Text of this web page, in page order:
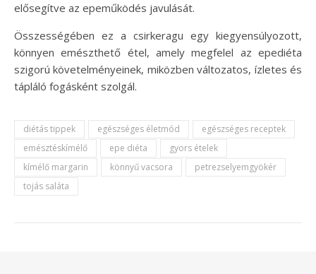
elősegítve az epeműködés javulását.
Összességében ez a csirkeragu egy kiegyensúlyozott,
könnyen emészthető étel, amely megfelel az epediéta
szigorú követelményeinek, miközben változatos, ízletes és
tápláló fogásként szolgál.
diétás tippek egészséges életmód
egészséges receptek
emésztéskímélő
epe diéta
gyors ételek
kímélő margarin
könnyű vacsora
petrezselyemgyökér
tojás saláta